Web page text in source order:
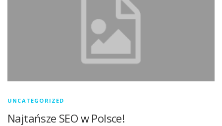
UNCATEGORIZED
Najtańsze SEO w Polsce!